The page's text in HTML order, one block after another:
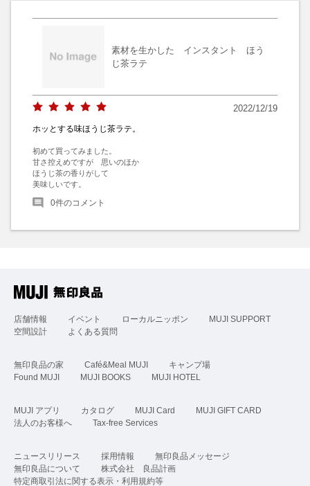
素材を生かした インスタント ほう
じ茶ラテ
2022/12/19
ホッとする味ほうじ茶ラテ。
初めて買ってみました。
甘さ控えめですが　思いのほか
ほうじ茶の香りがして
美味しいです。
0件のコメント
店舗情報 イベント ローカルニッポン
MUJI SUPPORT
空間設計
よくある質問
無印良品の家 Café&Meal MUJI
キャンプ場
Found MUJI
MUJI BOOKS MUJI HOTEL
MUJI アプリ カタログ MUJI Card
MUJI GIFT CARD
法人のお客様へ
Tax-free Services
ニュースリリース 採用情報
無印良品メッセージ
無印良品について
株式会社 良品計画
特定商取引法に関する表示・利用規約等